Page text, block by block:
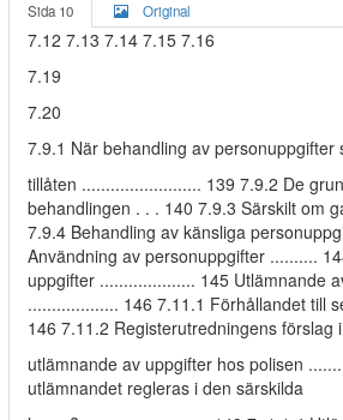
Sida 10 Original
7.12 7.13 7.14 7.15 7.16
7.19
7.20
7.9.1 När behandling av personuppgifter
tillåten ......................... 139 7.9.2 De
behandlingen . . . 140 7.9.3 Särskilt om
7.9.4 Behandling av känsliga
Användning av personuppgifter ..........
uppgifter .................... 145 Utlämnande
................... 146 7.11.1 Förhållandet till
146 7.11.2 Registerutredningens förslag
utlämnande av uppgifter hos polisen
utlämnandet regleras i den särskilda